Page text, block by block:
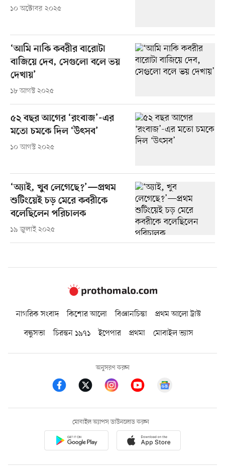
১০ অক্টোবর ২০২৫
‘আমি নাকি কবরীর বারোটা
বাজিয়ে দেব, সেগুলো বলে ভয়
দেখায়’
১৮ আগস্ট ২০২৫
৫২ বছর আগের ‘রংবাজ’-এর
মতো চমকে দিল ‘উৎসব’
১০ আগস্ট ২০২৫
‘অ্যাই, খুব লেগেছে?’—প্রথম
শুটিংয়েই চড় মেরে কবরীকে
বলেছিলেন পরিচালক
১৯ জুলাই ২০২৫
নাগরিক সংবাদ কিশোর আলো বিজ্ঞানচিন্তা
প্রথম আলো ট্রাস্ট
বন্ধুসভা
চিরন্তন ১৯৭১ ইপেপার প্রথমা মোবাইল ভ্যাস
অনুসরণ করুন
মোবাইল অ্যাপস ডাউনলোড করুন